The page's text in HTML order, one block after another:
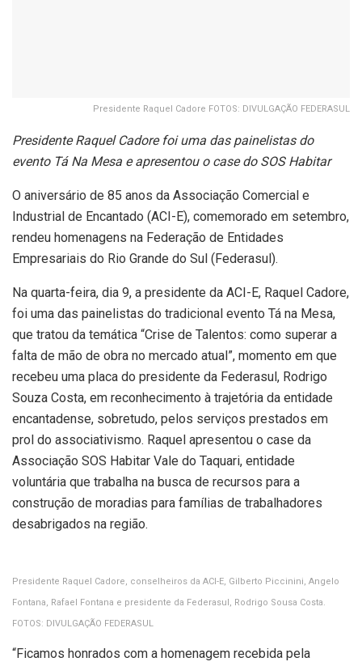
Presidente Raquel Cadore FOTOS: DIVULGAÇÃO FEDERASUL
Presidente Raquel Cadore foi uma das painelistas do
evento Tá Na Mesa e apresentou o case do SOS Habitar
O aniversário de 85 anos da Associação Comercial e
Industrial de Encantado (ACI-E), comemorado em setembro,
rendeu homenagens na Federação de Entidades
Empresariais do Rio Grande do Sul (Federasul).
Na quarta-feira, dia 9, a presidente da ACI-E, Raquel Cadore,
foi uma das painelistas do tradicional evento Tá na Mesa,
que tratou da temática “Crise de Talentos: como superar a
falta de mão de obra no mercado atual”, momento em que
recebeu uma placa do presidente da Federasul, Rodrigo
Souza Costa, em reconhecimento à trajetória da entidade
encantadense, sobretudo, pelos serviços prestados em
prol do associativismo. Raquel apresentou o case da
Associação SOS Habitar Vale do Taquari, entidade
voluntária que trabalha na busca de recursos para a
construção de moradias para famílias de trabalhadores
desabrigados na região.
Presidente Raquel Cadore, conselheiros da ACI-E, Gilberto Piccinini, Angelo
Fontana, Rafael Fontana e presidente da Federasul, Rodrigo Sousa Costa.
FOTOS: DIVULGAÇÃO FEDERASUL
“Ficamos honrados com a homenagem recebida pela